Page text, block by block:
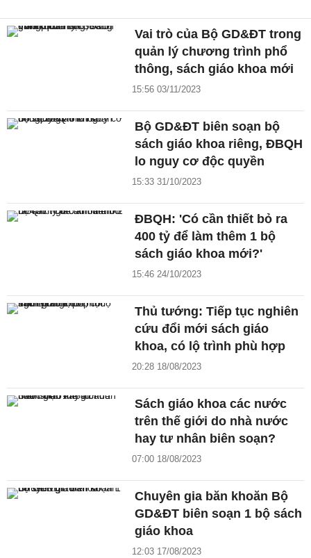
Vai trò của Bộ GD&ĐT trong
quản lý chương trình phổ
thông, sách giáo khoa mới
15:56 03/11/2023
Bộ GD&ĐT biên soạn bộ
sách giáo khoa riêng, ĐBQH
lo nguy cơ độc quyền
15:33 31/10/2023
ĐBQH: 'Có cần thiết bỏ ra
400 tỷ để làm thêm 1 bộ
sách giáo khoa mới?'
15:46 24/10/2023
Thủ tướng: Tiếp tục nghiên
cứu đổi mới sách giáo
khoa, có lộ trình phù hợp
20:28 18/08/2023
Sách giáo khoa các nước
trên thế giới do nhà nước
hay tư nhân biên soạn?
07:00 18/08/2023
Chuyên gia băn khoăn Bộ
GD&ĐT biên soạn 1 bộ sách
giáo khoa
12:03 17/08/2023